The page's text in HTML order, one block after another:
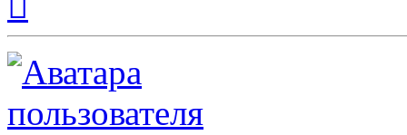
началу